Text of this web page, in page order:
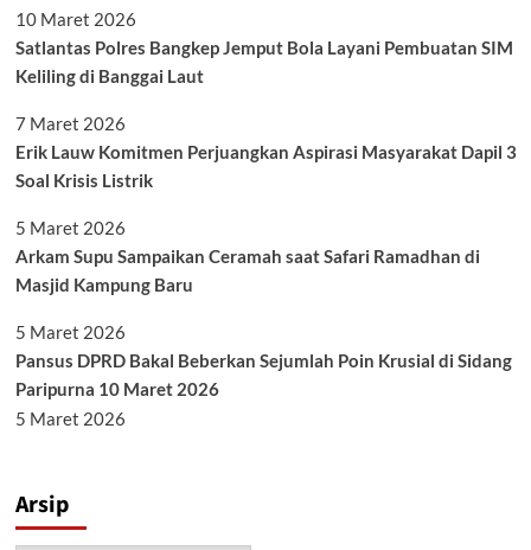
10 Maret 2026
Satlantas Polres Bangkep Jemput Bola Layani Pembuatan SIM
Keliling di Banggai Laut
7 Maret 2026
Erik Lauw Komitmen Perjuangkan Aspirasi Masyarakat Dapil 3
Soal Krisis Listrik
5 Maret 2026
Arkam Supu Sampaikan Ceramah saat Safari Ramadhan di
Masjid Kampung Baru
5 Maret 2026
Pansus DPRD Bakal Beberkan Sejumlah Poin Krusial di Sidang
Paripurna 10 Maret 2026
5 Maret 2026
Arsip